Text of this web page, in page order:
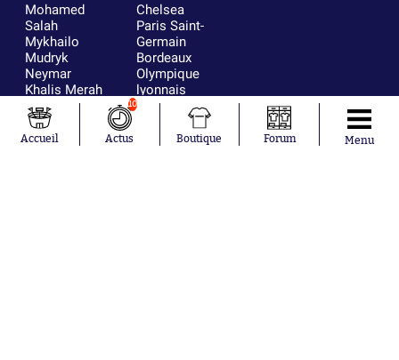
Mohamed
Salah
Mykhailo
Mudryk
Neymar
Khalis Merah
Loïs Openda
Moussa
Niakhaté
Chelsea
Paris Saint-
Germain
Bordeaux
Olympique
lyonnais
FIFA
Real Madrid
RC Strasbourg
Accueil
10
Actus Boutique Forum Menu